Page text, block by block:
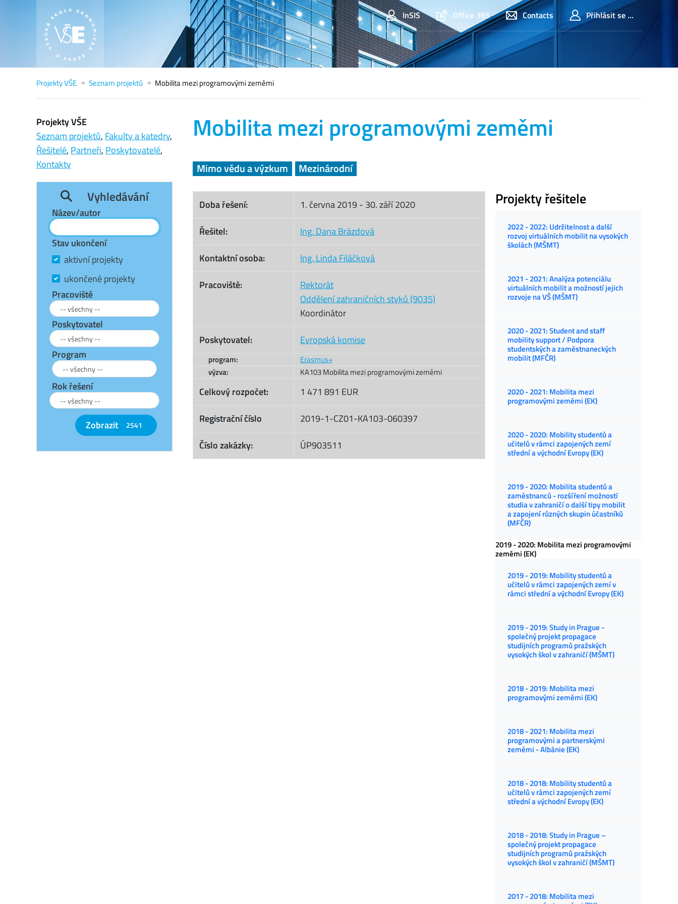
InSIS Office 365 Contacts Přihlásit se ...
Projekty VŠE Seznam projektů Mobilita mezi programovými zeměmi
Mobilita mezi programovými zeměmi
Mimo vědu a výzkum Mezinárodní
Doba řešení: 1. června 2019- 30. září 2020
Řešitel:
Ing. Dana Brázdová
Kontaktní osoba:
Ing. Linda Filáčková
Pracoviště:
Rektorát
Oddělení zahraničních styků (9035)
Koordinátor
Poskytovatel:
Evropská komise
program:
Erasmus+
výzva:
KA103 Mobilita mezi programovými zeměmi
Celkový rozpočet:
1 471 891 EUR
Registrační číslo
2019-1-CZ01-KA103-060397
Číslo zakázky:
ÚP903511
Projekty řešitele
2022 - 2022: Udržitelnost a další
rozvoj virtuálních mobilit na vysokých
školách (MŠMT)
2021 - 2021: Analýza potenciálu
virtuálních mobilit a možností jejich
rozvoje na VŠ (MŠMT)
2020 - 2021: Student and staff
mobility support / Podpora
studentských a zaměstnaneckých
mobilit (MFČR)
2020 - 2021: Mobilita mezi
programovými zeměmi (EK)
2020 - 2020: Mobility studentů a
učitelů v rámci zapojených zemí
střední a východní Evropy (EK)
2019 - 2020: Mobilita studentů a
zaměstnanců - rozšíření možností
studia v zahraničí o další tipy mobilit
a zapojení různých skupin účastníků
(MFČR)
2019 - 2020: Mobilita mezi programovými
zeměmi (EK)
2019 - 2019: Mobility studentů a
učitelů v rámci zapojených zemí v
rámci střední a východní Evropy (EK)
2019 - 2019: Study in Prague -
společný projekt propagace
studijních programů pražských
vysokých škol v zahraničí (MŠMT)
2018 - 2019: Mobilita mezi
programovými zeměmi (EK)
2018 - 2021: Mobilita mezi
programovými a partnerskými
zeměmi - Albánie (EK)
2018 - 2018: Mobility studentů a
učitelů v rámci zapojených zemí
střední a východní Evropy (EK)
2018 - 2018: Study in Prague –
společný projekt propagace
studijních programů pražských
vysokých škol v zahraničí (MŠMT)
2017 - 2018: Mobilita mezi
Projekty VŠE
Seznam projektů, Fakulty a katedry,
Řešitelé, Partneři, Poskytovatelé,
Kontakty
Vyhledávání
Název/autor
Stav ukončení
aktivní projekty
ukončené projekty
Pracoviště
Poskytovatel
Program
Rok řešení
Zobrazit 2541